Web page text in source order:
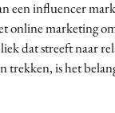
een influencer
online marketing
dat streeft naar
trekken, is het